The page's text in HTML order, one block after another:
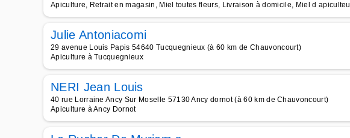
Apiculture, Retrait en magasin, Miel toutes fleurs, Livraison à domicile, Miel d apiculteu
Julie Antoniacomi
29 avenue Louis Papis 54640 Tucquegnieux (à 60 km de Chauvoncourt)
Apiculture à Tucquegnieux
NERI Jean Louis
40 rue Lorraine Ancy Sur Moselle 57130 Ancy dornot (à 60 km de Chauvoncourt)
Apiculture à Ancy Dornot